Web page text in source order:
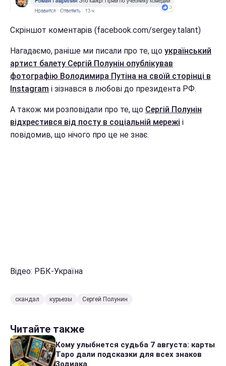
Скріншот коментарів (facebook.com/sergey.talant)
Нагадаємо, раніше ми писали про те, що український
артист балету Сергій Полунін опублікував
фотографію Володимира Путіна на своїй сторінці в
Instagram і зізнався в любові до президента РФ.
А також ми розповідали про те, що Сергій Полунін
відхрестився від посту в соціальній мережі і
повідомив, що нічого про це не знає.
Відео: РБК-Україна
скандал курьезы Сергей Полунин
Читайте также
Кому улыбнется судьба 7 августа: карты
Таро дали подсказки для всех знаков
Зодиака